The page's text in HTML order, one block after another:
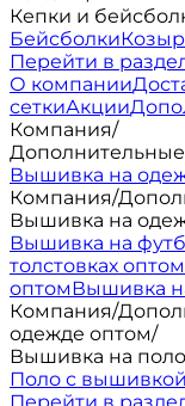
Кепки и
Бейсболки
Перейти в
О компании
сеткиАкции
Компания/
Дополнительные
Вышивка на
Компания/
Вышивка на
Вышивка на
толстовках оптом
оптомВышивка
Компания/
одежде оптом/
Вышивка на
Поло с вышивкой